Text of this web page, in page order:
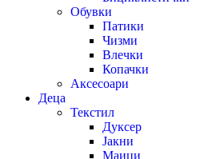
Обувки
Патики
Чизми
Влечки
Копачки
Аксесоари
Деца
Текстил
Дуксер
Јакни
Маици